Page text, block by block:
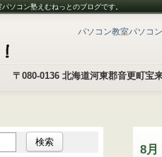
ソコン塾えむねっとのブログです。
〒080-0136 北海道河東郡音更町宝
パソコン教室パソコ
8月